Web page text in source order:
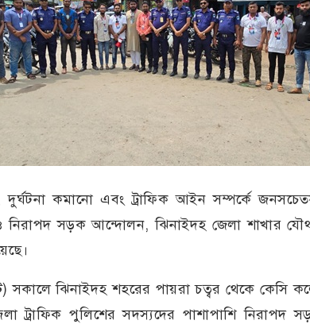
দুর্ঘটনা কমানো এবং ট্রাফিক আইন সম্পর্কে
নিরাপদ সড়ক আন্দোলন, ঝিনাইদহ জেলা শাখার
ঝিনাইদহ শহরের পায়রা চত্বর থেকে কেসি
ট্রাফিক পুলিশের সদস্যদের পাশাপাশি নিরাপদ